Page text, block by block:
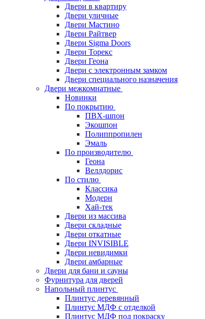
Двери в квартиру
Двери уличные
Двери Мастино
Двери Райтвер
Двери Sigma Doors
Двери Торекс
Двери Геона
Двери с электронным замком
Двери специального назначения
Двери межкомнатные
Новинки
По покрытию
ПВХ-шпон
Экошпон
Полиппропилен
Эмаль
По производителю
Геона
Веллдорис
По стилю
Классика
Модерн
Хай-тек
Двери из массива
Двери складные
Двери откатные
Двери INVISIBLE
Двери невидимки
Двери амбарные
Двери для бани и сауны
Фурнитура для дверей
Напольный плинтус
Плинтус деревянный
Плинтус МДФ с отделкой
Плинтус МДФ под покраску